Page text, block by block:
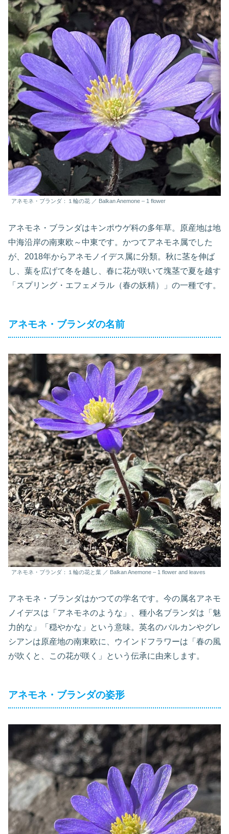
アネモネ・ブランダ：１輪の花 ／ Balkan Anemone – 1 flower
アネモネ・ブランダはキンポウゲ科の多年草。原産地は地
中海沿岸の南東欧～中東です。かつてアネモネ属でした
が、2018年からアネモノイデス属に分類。秋に茎を伸ば
し、葉を広げて冬を越し、春に花が咲いて塊茎で夏を越す
「スプリング・エフェメラル（春の妖精）」の一種です。
アネモネ・ブランダの名前
アネモネ・ブランダ：１輪の花と葉 ／ Balkan Anemone – 1 flower and leaves
アネモネ・ブランダはかつての学名です。今の属名アネモ
ノイデスは「アネモネのような」、種小名ブランダは「魅
力的な」「穏やかな」という意味。英名のバルカンやグレ
シアンは原産地の南東欧に、ウインドフラワーは「春の風
が吹くと、この花が咲く」という伝承に由来します。
アネモネ・ブランダの姿形